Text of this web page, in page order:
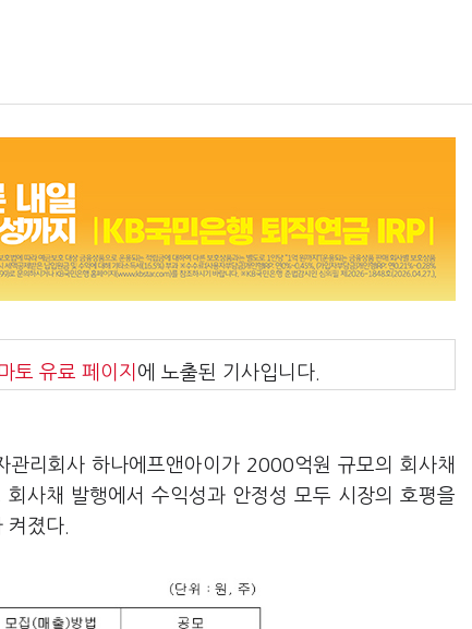
토 유료 페이지 에 노출된 기사입니다.
리회사 하나에프앤아이가 2000억원 규모의 회사채
사채 발행에서 수익성과 안정성 모두 시장의 호평을
켜졌다.